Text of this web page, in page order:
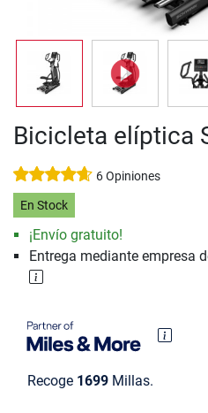
Bicicleta elíptica
6 Opiniones
En Stock
¡Envío gratuito!
Entrega mediante empresa
Recoge 1699 Millas.